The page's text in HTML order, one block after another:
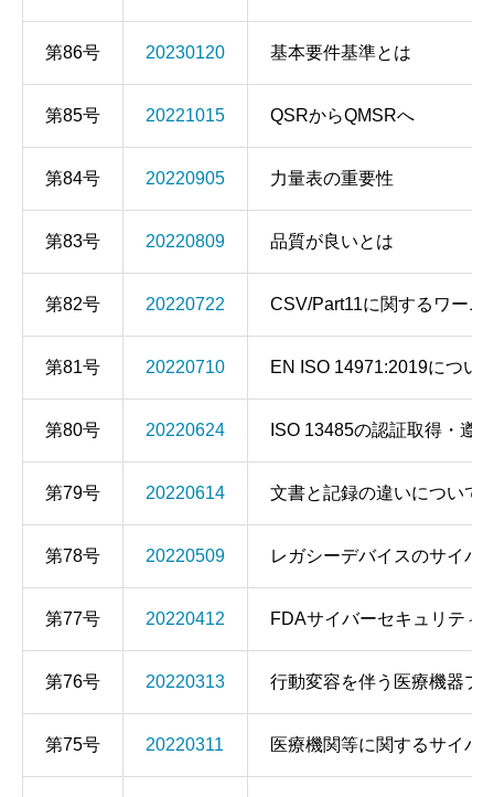
第86号 20230120 基本要件基準とは
第85号 20221015 QSRからQMSRへ
第84号 20220905 力量表の重要性
第83号 20220809 品質が良いとは
第82号 20220722 CSV/Part11に関するワーニ
第81号 20220710 EN ISO 14971:2019につい
第80号 20220624 ISO 13485の認証取得・遵
第79号 20220614 文書と記録の違いについて
第78号 20220509 レガシーデバイスのサイバ
第77号 20220412 FDAサイバーセキュリティ
第76号 20220313 行動変容を伴う医療機器プ
第75号 20220311 医療機関等に関するサイバ